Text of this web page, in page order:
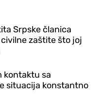
Srpske članica
zaštite što joj
kontaktu sa
situacija konstantno